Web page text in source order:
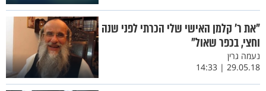
"את ר’ קלמן האישי שלי הכרתי לפני שנה
וחצי, בכפר שאול"
נעמה גרין
29.05.18 | 14:33